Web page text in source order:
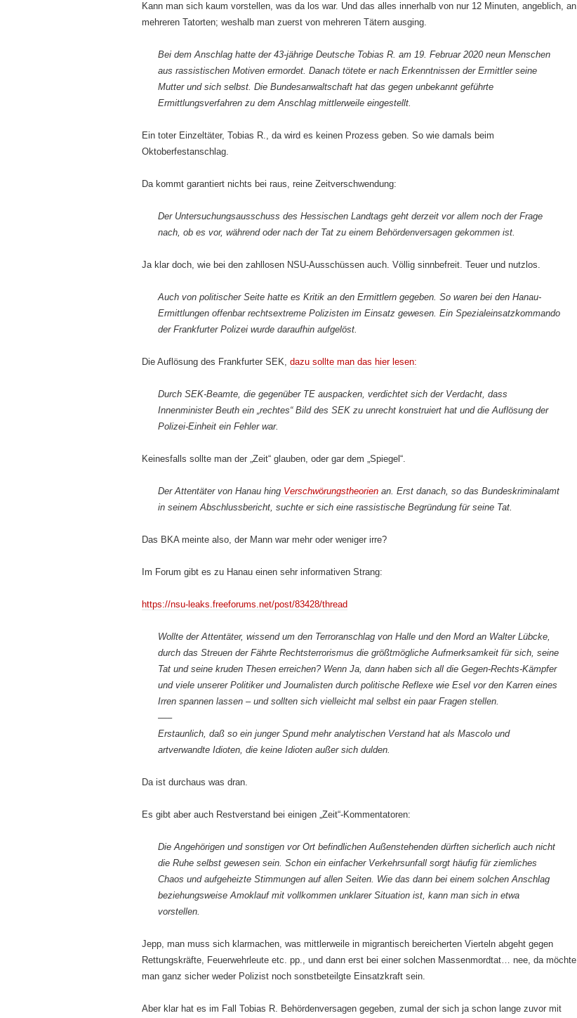
Kann man sich kaum vorstellen, was da los war. Und das alles innerhalb von nur 12 Minuten, angeblich, an
mehreren Tatorten; weshalb man zuerst von mehreren Tätern ausging.
Bei dem Anschlag hatte der 43-jährige Deutsche Tobias R. am 19. Februar 2020 neun Menschen
aus rassistischen Motiven ermordet. Danach tötete er nach Erkenntnissen der Ermittler seine
Mutter und sich selbst. Die Bundesanwaltschaft hat das gegen unbekannt geführte
Ermittlungsverfahren zu dem Anschlag mittlerweile eingestellt.
Ein toter Einzeltäter, Tobias R., da wird es keinen Prozess geben. So wie damals beim
Oktoberfestanschlag.
Da kommt garantiert nichts bei raus, reine Zeitverschwendung:
Der Untersuchungsausschuss des Hessischen Landtags geht derzeit vor allem noch der Frage
nach, ob es vor, während oder nach der Tat zu einem Behördenversagen gekommen ist.
Ja klar doch, wie bei den zahllosen NSU-Ausschüssen auch. Völlig sinnbefreit. Teuer und nutzlos.
Auch von politischer Seite hatte es Kritik an den Ermittlern gegeben. So waren bei den Hanau-
Ermittlungen offenbar rechtsextreme Polizisten im Einsatz gewesen. Ein Spezialeinsatzkommando
der Frankfurter Polizei wurde daraufhin aufgelöst.
Die Auflösung des Frankfurter SEK, dazu sollte man das hier lesen:
Durch SEK-Beamte, die gegenüber TE auspacken, verdichtet sich der Verdacht, dass
Innenminister Beuth ein „rechtes“ Bild des SEK zu unrecht konstruiert hat und die Auflösung der
Polizei-Einheit ein Fehler war.
Keinesfalls sollte man der „Zeit“ glauben, oder gar dem „Spiegel“.
Der Attentäter von Hanau hing Verschwörungstheorien an. Erst danach, so das Bundeskriminalamt
in seinem Abschlussbericht, suchte er sich eine rassistische Begründung für seine Tat.
Das BKA meinte also, der Mann war mehr oder weniger irre?
Im Forum gibt es zu Hanau einen sehr informativen Strang:
https://nsu-leaks.freeforums.net/post/83428/thread
Wollte der Attentäter, wissend um den Terroranschlag von Halle und den Mord an Walter Lübcke,
durch das Streuen der Fährte Rechtsterrorismus die größtmögliche Aufmerksamkeit für sich, seine
Tat und seine kruden Thesen erreichen? Wenn Ja, dann haben sich all die Gegen-Rechts-Kämpfer
und viele unserer Politiker und Journalisten durch politische Reflexe wie Esel vor den Karren eines
Irren spannen lassen – und sollten sich vielleicht mal selbst ein paar Fragen stellen.
—–
Erstaunlich, daß so ein junger Spund mehr analytischen Verstand hat als Mascolo und
artverwandte Idioten, die keine Idioten außer sich dulden.
Da ist durchaus was dran.
Es gibt aber auch Restverstand bei einigen „Zeit“-Kommentatoren:
Die Angehörigen und sonstigen vor Ort befindlichen Außenstehenden dürften sicherlich auch nicht
die Ruhe selbst gewesen sein. Schon ein einfacher Verkehrsunfall sorgt häufig für ziemliches
Chaos und aufgeheizte Stimmungen auf allen Seiten. Wie das dann bei einem solchen Anschlag
beziehungsweise Amoklauf mit vollkommen unklarer Situation ist, kann man sich in etwa
vorstellen.
Jepp, man muss sich klarmachen, was mittlerweile in migrantisch bereicherten Vierteln abgeht gegen
Rettungskräfte, Feuerwehrleute etc. pp., und dann erst bei einer solchen Massenmordtat… nee, da möchte
man ganz sicher weder Polizist noch sonstbeteilgte Einsatzkraft sein.
Aber klar hat es im Fall Tobias R. Behördenversagen gegeben, zumal der sich ja schon lange zuvor mit